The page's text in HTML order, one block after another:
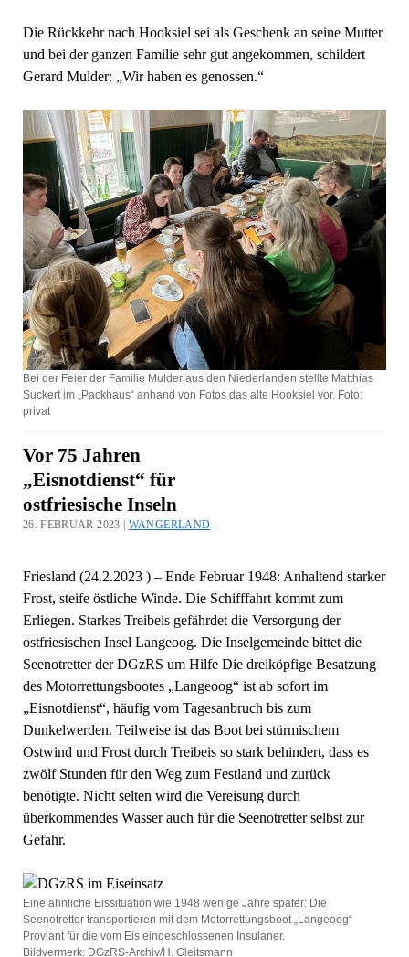
Die Rückkehr nach Hooksiel sei als Geschenk an seine Mutter
und bei der ganzen Familie sehr gut angekommen, schildert
Gerard Mulder: „Wir haben es genossen.“
Bei der Feier der Familie Mulder aus den Niederlanden stellte Matthias
Suckert im „Packhaus“ anhand von Fotos das alte Hooksiel vor. Foto:
privat
Vor 75 Jahren
„Eisnotdienst“ für
ostfriesische Inseln
26. FEBRUAR 2023 | WANGERLAND
Friesland (24.2.2023 ) – Ende Februar 1948: Anhaltend starker
Frost, steife östliche Winde. Die Schifffahrt kommt zum
Erliegen. Starkes Treibeis gefährdet die Versorgung der
ostfriesischen Insel Langeoog. Die Inselgemeinde bittet die
Seenotretter der DGzRS um Hilfe Die dreiköpfige Besatzung
des Motorrettungsbootes „Langeoog“ ist ab sofort im
„Eisnotdienst“, häufig vom Tagesanbruch bis zum
Dunkelwerden. Teilweise ist das Boot bei stürmischem
Ostwind und Frost durch Treibeis so stark behindert, dass es
zwölf Stunden für den Weg zum Festland und zurück
benötigte. Nicht selten wird die Vereisung durch
überkommendes Wasser auch für die Seenotretter selbst zur
Gefahr.
Eine ähnliche Eissituation wie 1948 wenige Jahre später: Die
Seenotretter transportieren mit dem Motorrettungsboot „Langeoog“
Proviant für die vom Eis eingeschlossenen Insulaner.
Bildvermerk: DGzRS-Archiv/H. Gleitsmann